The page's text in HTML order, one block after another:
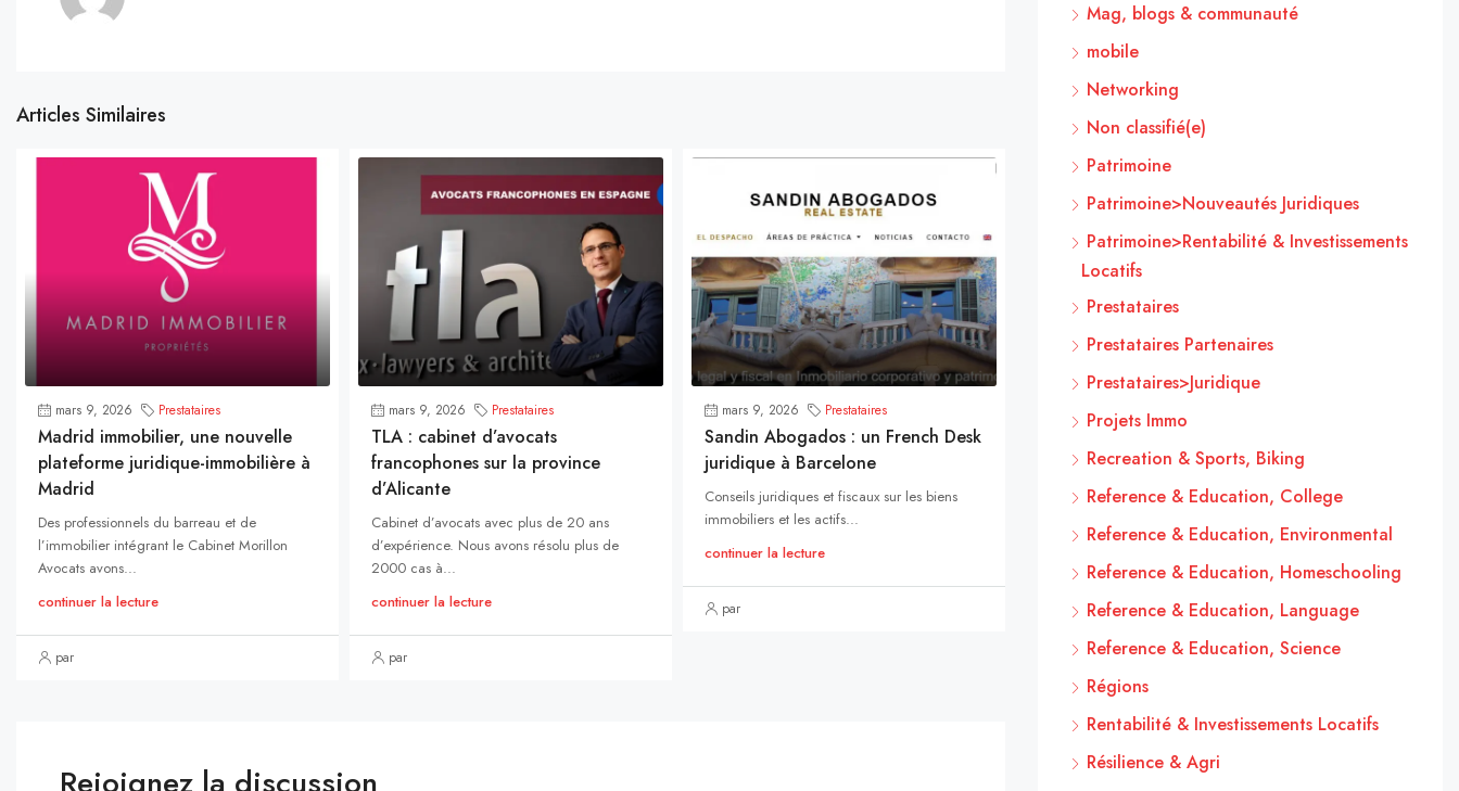
Articles Similaires
mars 9, 2026 Prestataires
Madrid immobilier, une nouvelle
plateforme juridique-immobilière à
Madrid
Des professionnels du barreau et de
l’immobilier intégrant le Cabinet Morillon
Avocats avons...
continuer la lecture
par
mars 9, 2026 Prestataires
TLA : cabinet d’avocats
francophones sur la province
d’Alicante
Cabinet d’avocats avec plus de 20 ans
d’expérience. Nous avons résolu plus de
2000 cas à...
continuer la lecture
par
mars 9, 2026 Prestataires
Sandin Abogados : un French Desk
juridique à Barcelone
Conseils juridiques et fiscaux sur les biens
immobiliers et les actifs...
continuer la lecture
par
Mag, blogs & communauté
mobile
Networking
Non classifié(e)
Patrimoine
Patrimoine>Nouveautés Juridiques
Patrimoine>Rentabilité & Investissements
Locatifs
Prestataires
Prestataires Partenaires
Prestataires>Juridique
Projets Immo
Recreation & Sports, Biking
Reference & Education, College
Reference & Education, Environmental
Reference & Education, Homeschooling
Reference & Education, Language
Reference & Education, Science
Régions
Rentabilité & Investissements Locatifs
Résilience & Agri